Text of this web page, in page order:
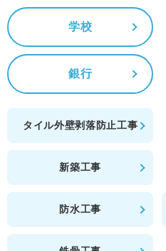
学校
銀行
タイル外壁剥落防止工事
新築工事
防水工事